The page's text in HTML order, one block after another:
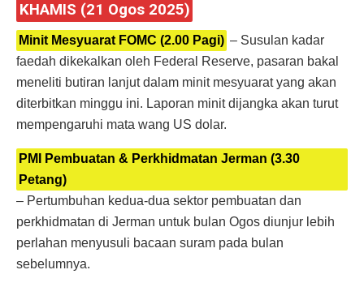
KHAMIS (21 Ogos 2025)
Minit Mesyuarat FOMC (2.00 Pagi) – Susulan kadar
faedah dikekalkan oleh Federal Reserve, pasaran bakal
meneliti butiran lanjut dalam minit mesyuarat yang akan
diterbitkan minggu ini. Laporan minit dijangka akan turut
mempengaruhi mata wang US dolar.
PMI Pembuatan & Perkhidmatan Jerman (3.30
Petang)
– Pertumbuhan kedua-dua sektor pembuatan dan
perkhidmatan di Jerman untuk bulan Ogos diunjur lebih
perlahan menyusuli bacaan suram pada bulan
sebelumnya.